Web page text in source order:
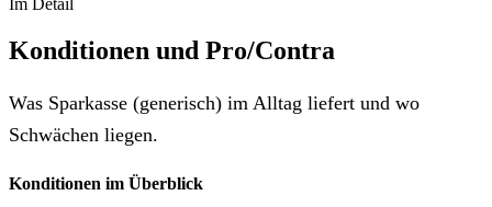
Konditionen und Pro/Contra
Was Sparkasse (generisch) im Alltag liefert und wo
Schwächen liegen.
Konditionen im Überblick